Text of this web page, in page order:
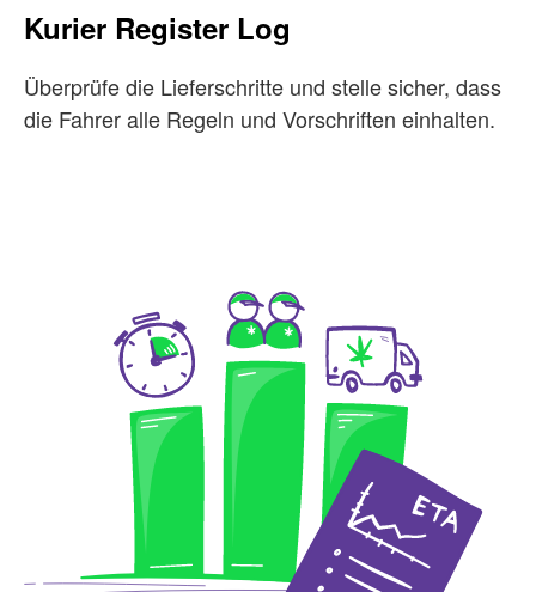
Kurier Register Log
Überprüfe die Lieferschritte und stelle sicher, dass
die Fahrer alle Regeln und Vorschriften einhalten.